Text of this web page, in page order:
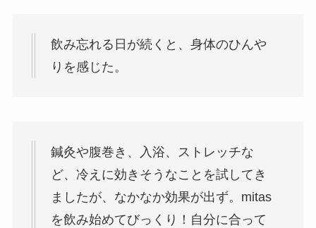
飲み忘れる日が続くと、身体のひんや
りを感じた。
鍼灸や腹巻き、入浴、ストレッチな
ど、冷えに効きそうなことを試してき
ましたが、なかなか効果が出ず。mitas
を飲み始めてびっくり！自分に合って